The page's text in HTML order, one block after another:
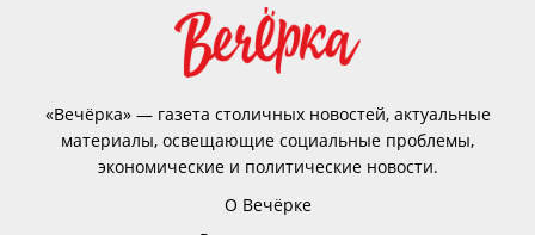
«Вечёрка» — газета столичных новостей, актуальные
материалы, освещающие социальные проблемы,
экономические и политические новости.
О Вечёрке